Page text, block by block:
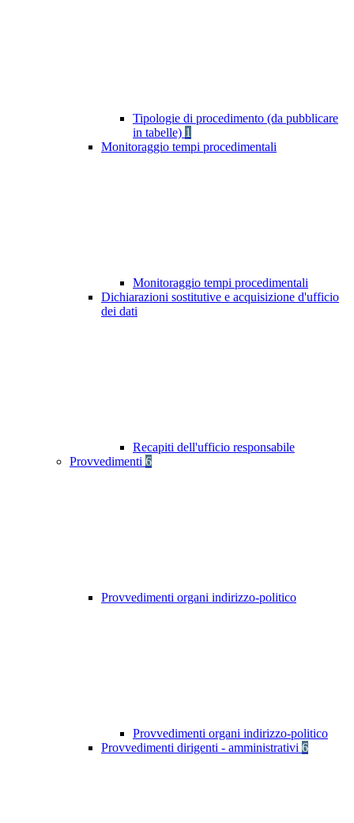
Tipologie di procedimento (da pubblicare
in tabelle) 1
Monitoraggio tempi procedimentali
Monitoraggio tempi procedimentali
Dichiarazioni sostitutive e acquisizione d'ufficio
dei dati
Recapiti dell'ufficio responsabile
Provvedimenti 6
Provvedimenti organi indirizzo-politico
Provvedimenti organi indirizzo-politico
Provvedimenti dirigenti - amministrativi 6